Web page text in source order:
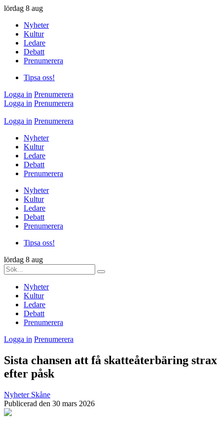
lördag 8 aug
Nyheter
Kultur
Ledare
Debatt
Prenumerera
Tipsa oss!
Logga in Prenumerera
Logga in Prenumerera
Logga in Prenumerera
Nyheter
Kultur
Ledare
Debatt
Prenumerera
Nyheter
Kultur
Ledare
Debatt
Prenumerera
Tipsa oss!
lördag 8 aug
Nyheter
Kultur
Ledare
Debatt
Prenumerera
Logga in Prenumerera
Sista chansen att få skatteåterbäring strax
efter påsk
Nyheter Skåne
Publicerad den 30 mars 2026